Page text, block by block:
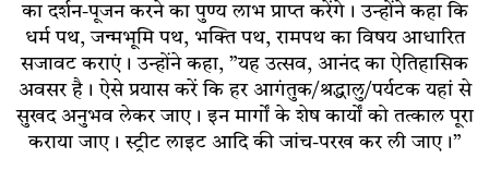
का दर्शन-पूजन करने का पुण्य लाभ प्राप्त करेंगे। उन्होंने कहा कि
धर्म पथ, जन्मभूमि पथ, भक्ति पथ, रामपथ का विषय आधारित
सजावट कराएं। उन्होंने कहा, ”यह उत्सव, आनंद का ऐतिहासिक
अवसर है। ऐसे प्रयास करें कि हर आगंतुक/श्रद्धालु/पर्यटक यहां से
सुखद अनुभव लेकर जाए। इन मार्गों के शेष कार्यों को तत्काल पूरा
कराया जाए। स्ट्रीट लाइट आदि की जांच-परख कर ली जाए।”